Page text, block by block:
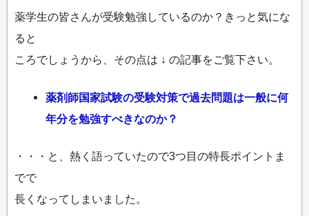
薬学生の皆さんが受験勉強しているのか？きっと気にな
ると
ころでしょうから、その点は ↓ の記事をご覧下さい。
薬剤師国家試験の受験対策で過去問題は一般に何
年分を勉強すべきなのか？
・・・と、熱く語っていたので3つ目の特長ポイントま
でで
長くなってしまいました。